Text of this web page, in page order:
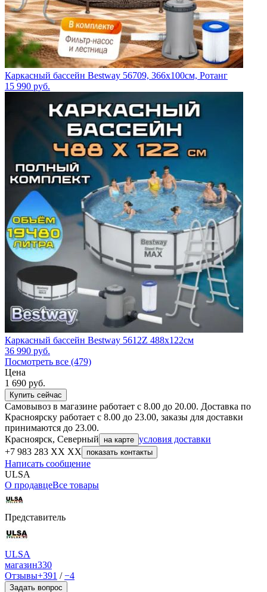
Каркасный бассейн Bestway 56709, 366х100см, Ротанг
15 990 руб.
Каркасный бассейн Bestway 5612Z 488х122см
36 990 руб.
Посмотреть все (479)
Цена
1 690 руб.
Купить сейчас
Самовывоз в магазине работает с 8.00 до 20.00. Доставка по
Красноярску работает с 8.00 до 23.00, заказы для доставки
принимаются до 23.00.
Красноярск, Северный
на карте условия доставки
+7 983 283 XX XX
показать контакты
Написать сообщение
ULSA
О продавцеВсе товары
Представитель
ULSA
магазин330
Отзывы+391 /−4
Задать вопрос